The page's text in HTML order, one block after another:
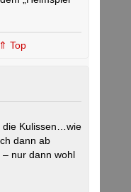
⇑ Top
die Kulissen…wie
dann ab
– nur dann wohl